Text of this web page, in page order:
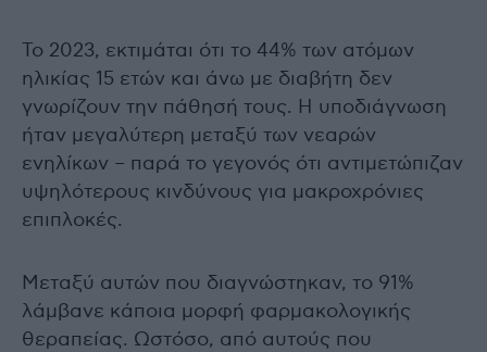
Το 2023, εκτιμάται ότι το 44% των ατόμων
ηλικίας 15 ετών και άνω με διαβήτη δεν
γνωρίζουν την πάθησή τους. Η υποδιάγνωση
ήταν μεγαλύτερη μεταξύ των νεαρών
ενηλίκων – παρά το γεγονός ότι αντιμετώπιζαν
υψηλότερους κινδύνους για μακροχρόνιες
επιπλοκές.
Μεταξύ αυτών που διαγνώστηκαν, το 91%
λάμβανε κάποια μορφή φαρμακολογικής
θεραπείας. Ωστόσο, από αυτούς που